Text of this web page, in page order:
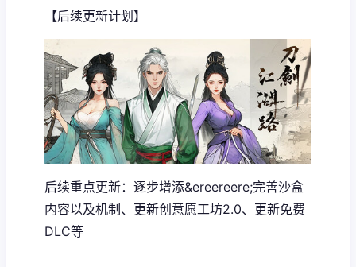
【后续更新计划】
后续重点更新：逐步增添&ereereere;完善沙盒
内容以及机制、更新创意愿工坊2.0、更新免费
DLC等